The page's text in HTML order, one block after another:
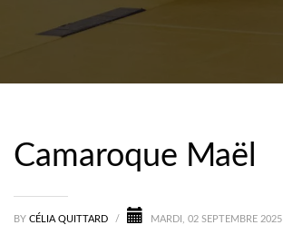
Camaroque Maël
BY CÉLIA QUITTARD / MARDI, 02 SEPTEMBRE 2025